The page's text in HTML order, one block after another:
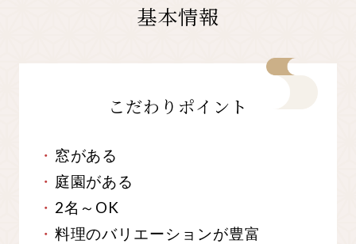
基本情報
こだわりポイント
窓がある
庭園がある
2名～OK
料理のバリエーションが豊富